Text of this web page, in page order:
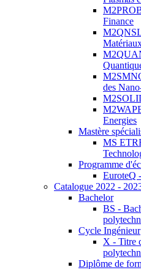
Finance
des
Energies
Mastère
MS
Programme
EuroteQ
Catalogue 2022 -
Bachelor
BS -
Cycle Ingénieur
X - Titre
Diplôme de